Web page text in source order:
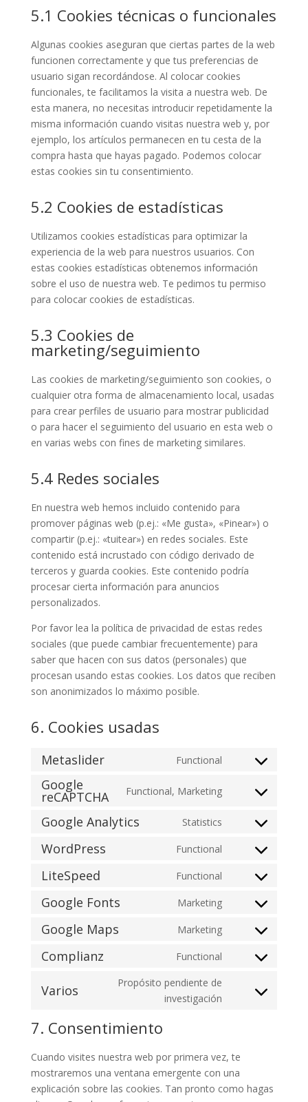
5.1 Cookies técnicas o funcionales
Algunas cookies aseguran que ciertas partes de la web
funcionen correctamente y que tus preferencias de
usuario sigan recordándose. Al colocar cookies
funcionales, te facilitamos la visita a nuestra web. De
esta manera, no necesitas introducir repetidamente la
misma información cuando visitas nuestra web y, por
ejemplo, los artículos permanecen en tu cesta de la
compra hasta que hayas pagado. Podemos colocar
estas cookies sin tu consentimiento.
5.2 Cookies de estadísticas
Utilizamos cookies estadísticas para optimizar la
experiencia de la web para nuestros usuarios. Con
estas cookies estadísticas obtenemos información
sobre el uso de nuestra web. Te pedimos tu permiso
para colocar cookies de estadísticas.
5.3 Cookies de
marketing/seguimiento
Las cookies de marketing/seguimiento son cookies, o
cualquier otra forma de almacenamiento local, usadas
para crear perfiles de usuario para mostrar publicidad
o para hacer el seguimiento del usuario en esta web o
en varias webs con fines de marketing similares.
5.4 Redes sociales
En nuestra web hemos incluido contenido para
promover páginas web (p.ej.: «Me gusta», «Pinear») o
compartir (p.ej.: «tuitear») en redes sociales. Este
contenido está incrustado con código derivado de
terceros y guarda cookies. Este contenido podría
procesar cierta información para anuncios
personalizados.
Por favor lea la política de privacidad de estas redes
sociales (que puede cambiar frecuentemente) para
saber que hacen con sus datos (personales) que
procesan usando estas cookies. Los datos que reciben
son anonimizados lo máximo posible.
6. Cookies usadas
Metaslider Functional
Consent
service
Google
reCAPTCHA Functional, Marketing
Consent
service
google-
Google Analytics Statistics
Consent
google-
WordPress Functional
Consent
wordpress
LiteSpeed Functional
Consent
litespeed
Google Fonts Marketing
Consent
google-
Google Maps Marketing
Consent
Complianz Functional
Consent
service
Varios
Propósito pendiente de
investigación
Consent
7. Consentimiento
Cuando visites nuestra web por primera vez, te
mostraremos una ventana emergente con una
explicación sobre las cookies. Tan pronto como hagas